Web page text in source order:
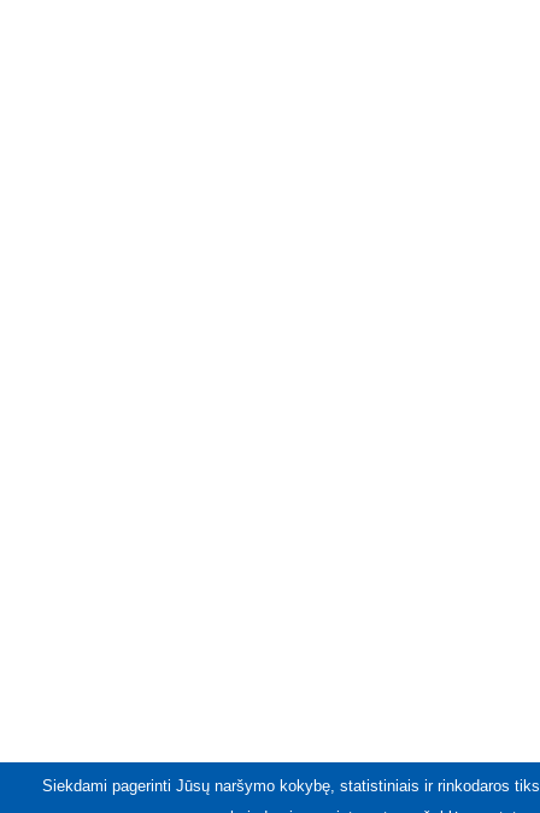
Siekdami pagerinti Jūsų naršymo kokybę, statistiniais ir rinkodaros